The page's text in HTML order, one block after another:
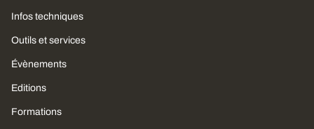
Infos techniques
Outils et services
Évènements
Editions
Formations